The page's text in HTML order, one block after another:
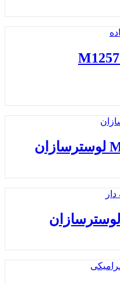
میوه خوری ایستاده M1257